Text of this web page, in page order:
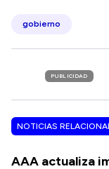
gobierno
PUBLICIDAD
NOTICIAS
AAA actualiza